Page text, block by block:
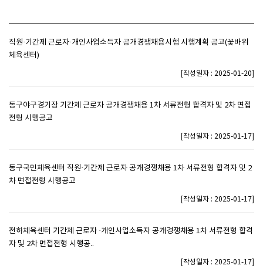
직원·기간제 근로자·개인사업소득자 공개경쟁채용시험 시행계획 공고(꽃바위
체육센터)
작성일자 : 2025-01-20
동구야구경기장 기간제 근로자 공개경쟁채용 1차 서류전형 합격자 및 2차 면접
전형 시행공고
작성일자 : 2025-01-17
동구국민체육센터 직원·기간제 근로자 공개경쟁채용 1차 서류전형 합격자 및 2
차 면접전형 시행공고
작성일자 : 2025-01-17
전하체육센터 기간제 근로자 ·개인사업소득자 공개경쟁채용 1차 서류전형 합격
자 및 2차 면접전형 시행공..
작성일자 : 2025-01-17